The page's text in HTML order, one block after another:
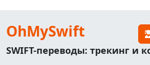
OhMySwift
SWIFT-переводы: трекинг и